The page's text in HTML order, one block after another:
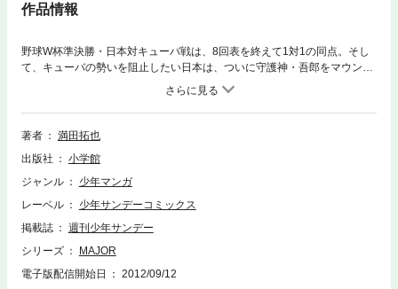
作品情報
野球W杯準決勝・日本対キューバ戦は、8回表を終えて1対1の同点。そし
て、キューバの勢いを阻止したい日本は、ついに守護神・吾郎をマウンド
著者
満田拓也
出版社
小学館
ジャンル
少年マンガ
レーベル
少年サンデーコミックス
掲載誌
週刊少年サンデー
シリーズ
MAJOR
電子版配信開始日
2012/09/12